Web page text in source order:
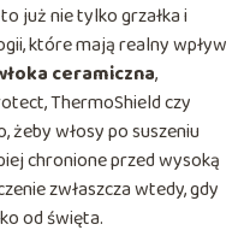
już nie tylko grzałka i
które mają realny wpływ
ceramiczna,
ThermoShield czy
żeby włosy po suszeniu
chronione przed wysoką
zwłaszcza wtedy, gdy
od święta.